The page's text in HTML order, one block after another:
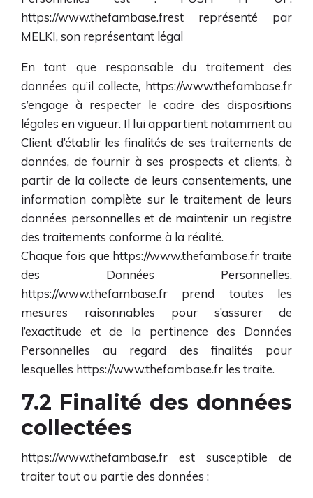
https://www.thefambase.frest représenté par
MELKI, son représentant légal
En tant que responsable du traitement des
données qu’il collecte, https://www.thefambase.fr
s’engage à respecter le cadre des dispositions
légales en vigueur. Il lui appartient notamment au
Client d’établir les finalités de ses traitements de
données, de fournir à ses prospects et clients, à
partir de la collecte de leurs consentements, une
information complète sur le traitement de leurs
données personnelles et de maintenir un registre
des traitements conforme à la réalité.
Chaque fois que https://www.thefambase.fr traite
des Données Personnelles,
https://www.thefambase.fr prend toutes les
mesures raisonnables pour s’assurer de
l’exactitude et de la pertinence des Données
Personnelles au regard des finalités pour
lesquelles https://www.thefambase.fr les traite.
7.2 Finalité des données
collectées
https://www.thefambase.fr est susceptible de
traiter tout ou partie des données :